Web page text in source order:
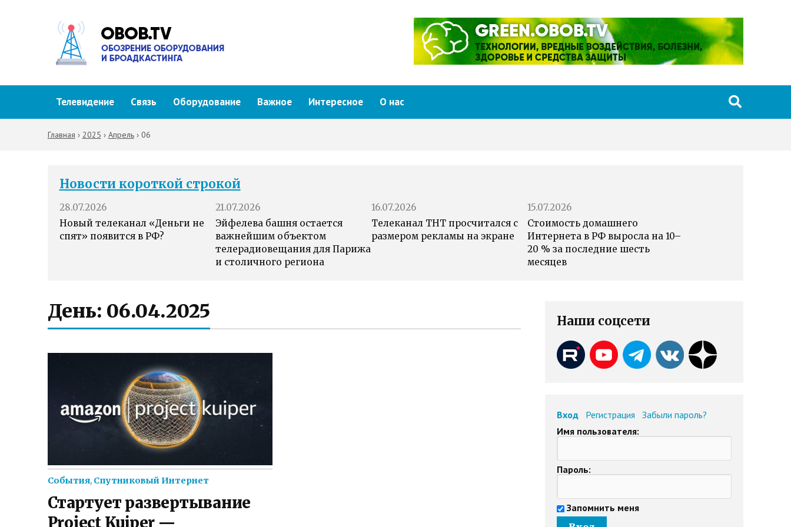
Телевидение Связь Оборудование Важное Интересное О нас
Главная › 2025 › Апрель› 06
Новости короткой строкой
28.07.2026
Новый телеканал «Деньги не
спят» появится в РФ?
21.07.2026
Эйфелева башня остается
важнейшим объектом
телерадиовещания для Парижа
и столичного региона
16.07.2026
Телеканал ТНТ просчитался с
размером рекламы на экране
15.07.2026
Стоимость домашнего
Интернета в РФ выросла на 10–
20 % за последние шесть
месяцев
День: 06.04.2025
События, Спутниковый Интернет
Стартует развертывание
Project Kuiper —
Наши соцсети
Вход Регистрация
Забыли пароль?
Имя пользователя:
Пароль:
Запомнить меня